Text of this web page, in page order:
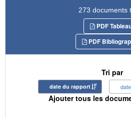
273 documents
PDF
PDF
Tri par
date du rapport
Ajouter tous les